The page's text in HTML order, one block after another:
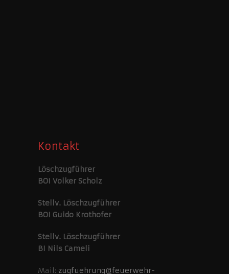
Kontakt
Löschzugführer
BOI Volker Scholz
Stellv. Löschzugführer
BOI Guido Krothofer
Stellv. Löschzugführer
BI Nils Cameli
Mail: zugfuehrung@feuerwehr-